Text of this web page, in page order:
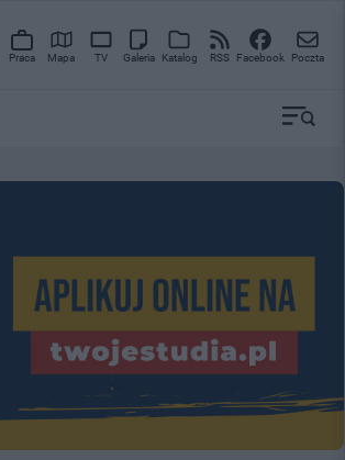
Praca Mapa TV Galeria Katalog RSS Facebook Poczta